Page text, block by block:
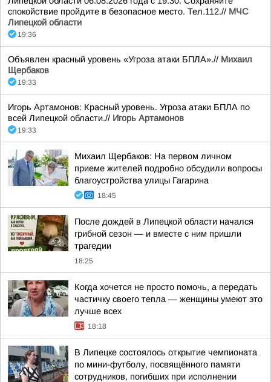
спокойствие пройдите в безопасное место. Тел.112.// МЧС
Липецкой области
19:36
Объявлен красный уровень «Угроза атаки БПЛА».// Михаил
Щербаков
19:33
Игорь Артамонов: Красный уровень. Угроза атаки БПЛА по
всей Липецкой области.// Игорь Артамонов
19:33
Михаил Щербаков: На первом личном
приеме жителей подробно обсудили вопросы
благоустройства улицы Гагарина
18:45
После дождей в Липецкой области начался
грибной сезон — и вместе с ним пришли
трагедии
18:25
Когда хочется не просто помочь, а передать
частичку своего тепла — женщины умеют это
лучше всех
18:18
В Липецке состоялось открытие чемпионата
по мини-футболу, посвящённого памяти
сотрудников, погибших при исполнении